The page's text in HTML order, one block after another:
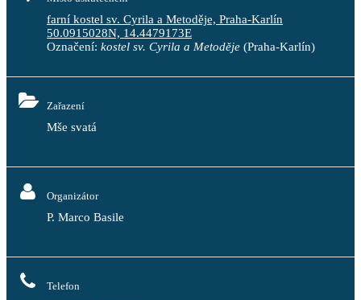
farní kostel sv. Cyrila a Metoděje, Praha-Karlín
50.0915028N, 14.4479173E
Označení: kostel sv. Cyrila a Metoděje (Praha-Karlín)
Zařazení
Mše svatá
Organizátor
P. Marco Basile
Telefon